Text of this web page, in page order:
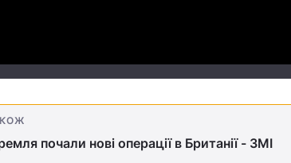
почали нові операції в Британії - ЗМІ